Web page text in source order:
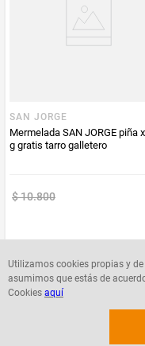
Utilizamos cookies propias y
asumimos que estás de
Cookies aquí
SAN JORGE
Mermelada SAN JORGE piña
g gratis tarro galletero
$10.800
$7560